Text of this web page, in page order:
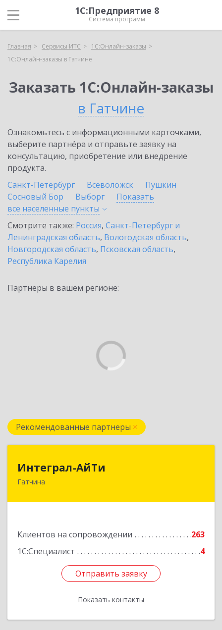
1С:Предприятие 8
Система программ
Главная Сервисы ИТС
1С:Онлайн-заказы
1С:Онлайн-заказы в Гатчине
Заказать 1С:Онлайн-заказы
в Гатчине
Ознакомьтесь с информационными карточками,
выберите партнёра и отправьте заявку на
консультацию, приобретение или внедрение
продукта.
Санкт-Петербург
Всеволожск
Пушкин
Сосновый Бор
Выборг
Показать
все населенные пункты
Смотрите также: Россия, Санкт-Петербург и
Ленинградская область, Вологодская область,
Новгородская область, Псковская область,
Республика Карелия
Партнеры в вашем регионе:
Рекомендованные партнеры
Интеграл-АйТи
Гатчина
Клиентов на сопровождении
263
1С:Специалист
4
Отправить заявку
Показать контакты
188300, Ленинградская обл, Гатчинский р-н,
Подробнее
Отправить заявку
Назад